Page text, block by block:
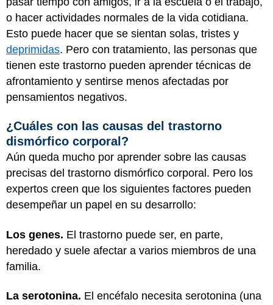
o hacer actividades normales de la vida cotidiana.
Esto puede hacer que se sientan solas, tristes y
deprimidas. Pero con tratamiento, las personas que
tienen este trastorno pueden aprender técnicas de
afrontamiento y sentirse menos afectadas por
pensamientos negativos.
¿Cuáles con las causas del trastorno
dismórfico corporal?
Aún queda mucho por aprender sobre las causas
precisas del trastorno dismórfico corporal. Pero los
expertos creen que los siguientes factores pueden
desempeñar un papel en su desarrollo:
Los genes. El trastorno puede ser, en parte,
heredado y suele afectar a varios miembros de una
familia.
La serotonina. El encéfalo necesita serotonina (una